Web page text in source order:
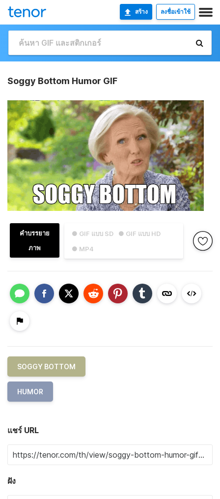
สร้าง ลงชื่อเข้าใช้
Soggy Bottom Humor GIF
● GIF แบบ SD
● GIF แบบ HD
● MP4
คำบรรยาย
ภาพ
SOGGY BOTTOM
HUMOR
แชร์ URL
ฝัง